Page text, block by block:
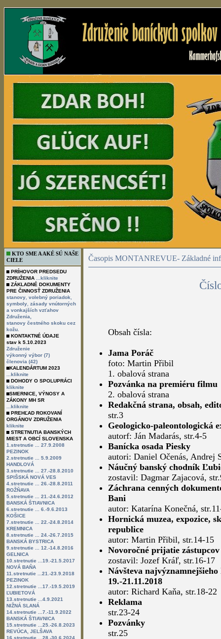
KTO SME A AKÉ SÚ NAŠE
CIELE
PRÍHOVOR PREDSEDU
ZDRUŽENIA
...kliknite
ZÁKLADNÉ DOKUMENTY
PRE ČINNOSŤ ZDRUŽENIA
stanovy volebný poriadok
symboly zásady vnútorných
a vonkajších vzťahov
Združenia,
stanovy čestného skoku cez
kožu.
KONTAKTNÉ ÚDAJE
stav k 5.10.2023
Združenie
výkonný výbor (7)
členovia (42)
KALENDÁRTUM 2023
...kliknite
DOHODY O SPOLUPRÁCI
kliknite
SMERNICE, VÝNOSY A
ZÁKONY MH SR
...kliknite
PREHĽAD ROKOVANÍ
ORGÁNOV ZDRUŽENIA
kliknite
STRETNUTIA BANSKÝCH
MIEST A OBCÍ SLOVENSKA
1.stretnutie ... 27.9.2008
PEZINOK
2.stretnutie ... 5.9.2009
HANDLOVÁ
3.stretnutie ... 27.-28.8.2010
SPIŠSKÁ NOVÁ VES
4.stretnutie ... 26.-28.8.2011
ROŽŇAVA
5.stretnutie ... 21.-24.6.2012
BANSKÁ ŠTIAVNICA
6.stretnutie ... 6.-9.6.2013
KOŠICE
7.stretnutie ... 22.-24.8.2014
KREMNICA
8.stretnutie ... 24.-26.7.2015
BANSKÁ BYSTRICA
9.stretnutie ... 12.-14.8.2016
GELNICA
10.stretnutie ...19.-21.5.2017
NOVÁ BAŇA
11.stretnutie ...21.-23.9.2018
PEZINOK
12.stretnutie ...17.-19.5.2019
ĽUBIETOVÁ
13.stretnutie ...4.9.2021
NIŽNÁ SLANÁ
14.stretnutie ...7.-11.9.2022
BANSKÁ ŠTIAVNICA
15.stretnutie ...25.-26.8.2023
REVÚCA, JELŠAVA
16.stretnutie ...28.-30.6.2024
Časopis MONTANREVUE- Základné
Obsah čísla:
Jama Poráč
foto: Martin Přibil
1. obalová strana
Pozvánka na premiéru filmu
2. obalová strana
Redakčná strana, obsah,
str.3
Geologicko-paleontologická
autorf: Ján Madarás, str.4-5
Banícka osada Piesky
autori: Daniel Očenás, Andrej
Náučný banský chodník
zostavil: Dagmar Zajacová,
Záchrana cenných
Bani
autor: Katarína Konečná,
Hornická muzea, expozice,
republice
autor: Martin Přibil, str.14-15
Novoročné prijatie
zostavil: Jozef Kráľ, str.16-17
Návšteva
19.-21.11.2018
autor: Richard Kaňa, str.18-22
Reklama
str.23-24
Pozvánky
str.25